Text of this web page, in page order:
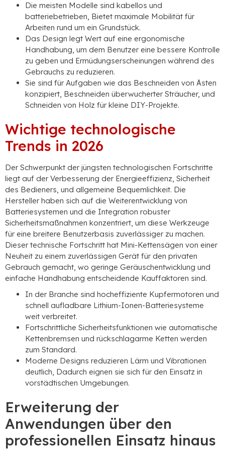
Die meisten Modelle sind kabellos und
batteriebetrieben, Bietet maximale Mobilität für
Arbeiten rund um ein Grundstück.
Das Design legt Wert auf eine ergonomische
Handhabung, um dem Benutzer eine bessere Kontrolle
zu geben und Ermüdungserscheinungen während des
Gebrauchs zu reduzieren.
Sie sind für Aufgaben wie das Beschneiden von Ästen
konzipiert, Beschneiden überwucherter Sträucher, und
Schneiden von Holz für kleine DIY-Projekte.
Wichtige technologische
Trends in 2026
Der Schwerpunkt der jüngsten technologischen Fortschritte
liegt auf der Verbesserung der Energieeffizienz, Sicherheit
des Bedieners, und allgemeine Bequemlichkeit. Die
Hersteller haben sich auf die Weiterentwicklung von
Batteriesystemen und die Integration robuster
Sicherheitsmaßnahmen konzentriert, um diese Werkzeuge
für eine breitere Benutzerbasis zuverlässiger zu machen.
Dieser technische Fortschritt hat Mini-Kettensägen von einer
Neuheit zu einem zuverlässigen Gerät für den privaten
Gebrauch gemacht, wo geringe Geräuschentwicklung und
einfache Handhabung entscheidende Kauffaktoren sind.
In der Branche sind hocheffiziente Kupfermotoren und
schnell aufladbare Lithium-Ionen-Batteriesysteme
weit verbreitet.
Fortschrittliche Sicherheitsfunktionen wie automatische
Kettenbremsen und rückschlagarme Ketten werden
zum Standard.
Moderne Designs reduzieren Lärm und Vibrationen
deutlich, Dadurch eignen sie sich für den Einsatz in
vorstädtischen Umgebungen.
Erweiterung der
Anwendungen über den
professionellen Einsatz hinaus